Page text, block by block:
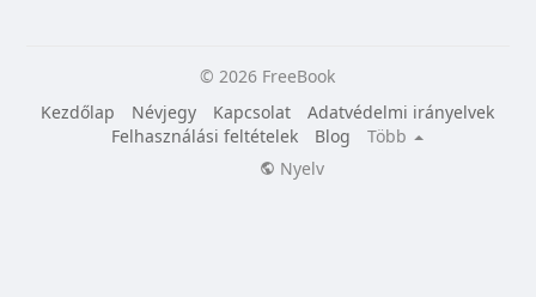
© 2026 FreeBook
Kezdőlap
Névjegy Kapcsolat
Adatvédelmi irányelvek
Felhasználási feltételek
Blog
Több
Nyelv